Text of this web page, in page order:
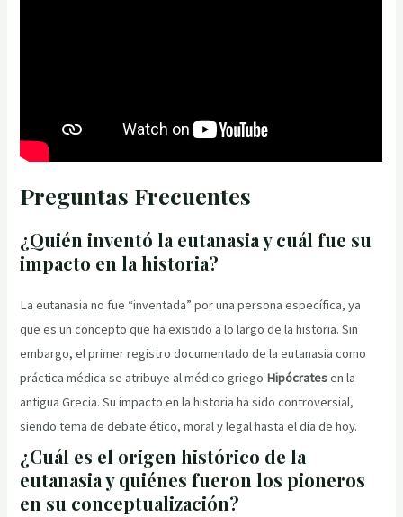
Preguntas Frecuentes
¿Quién inventó la eutanasia y cuál fue su
impacto en la historia?
La eutanasia no fue “inventada” por una persona específica, ya
que es un concepto que ha existido a lo largo de la historia. Sin
embargo, el primer registro documentado de la eutanasia como
práctica médica se atribuye al médico griego Hipócratesen la
antigua Grecia. Su impacto en la historia ha sido controversial,
siendo tema de debate ético, moral y legal hasta el día de hoy.
¿Cuál es el origen histórico de la
eutanasia y quiénes fueron los pioneros
en su conceptualización?